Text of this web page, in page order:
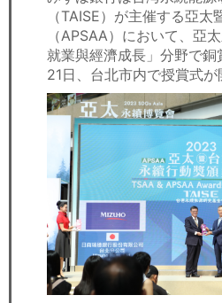
セミナー
経済ニュース
労務顧問
飲食店情報
（TAISE）が主催する亞
（APSAA）において、亞
就業與經濟成長」分野で銅
21日、台北市内で授賞式が